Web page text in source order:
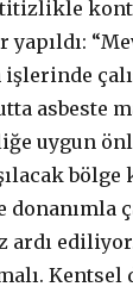
titizlikle
asbeste
uygun
ardı
Kentsel